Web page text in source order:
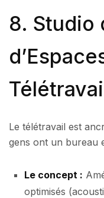
8. Studio
Le télétravail est
gens ont un bureau
Le concept :
optimisés